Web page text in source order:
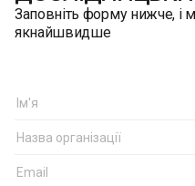
Заповніть форму нижче, і
якнайшвидше